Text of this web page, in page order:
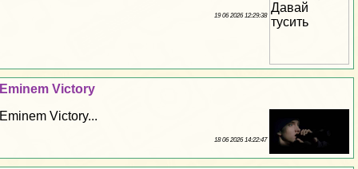
19 06 2026 12:29:38
Eminem Victory
Eminem Victory...
18 06 2026 14:22:47